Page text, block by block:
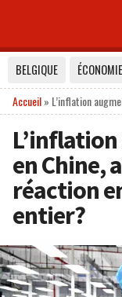
BELGIQUE ÉCONOMIE
Accueil» L’inflation
en Chine,
réaction
entier?